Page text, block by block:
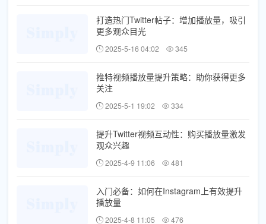
打造热门Twitter帖子：增加播放量，吸引
更多观众目光
2025-5-16 04:02 345
推特视频播放量提升策略：助你获得更多
关注
2025-5-1 19:02 334
提升Twitter视频互动性：购买播放量激发
观众兴趣
2025-4-9 11:06 481
入门必备：如何在Instagram上有效提升
播放量
2025-4-8 11:05 476